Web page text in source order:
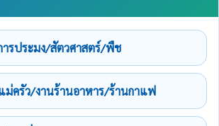
ารประมง/สัตวศาสตร์/พืช
ครัว/งานร้านอาหาร/ร้านกาแฟ